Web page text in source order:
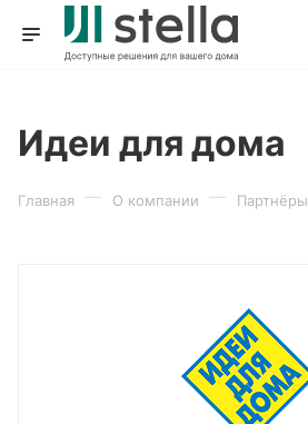
Идеи для дома
Главная — О компании — Партнёры